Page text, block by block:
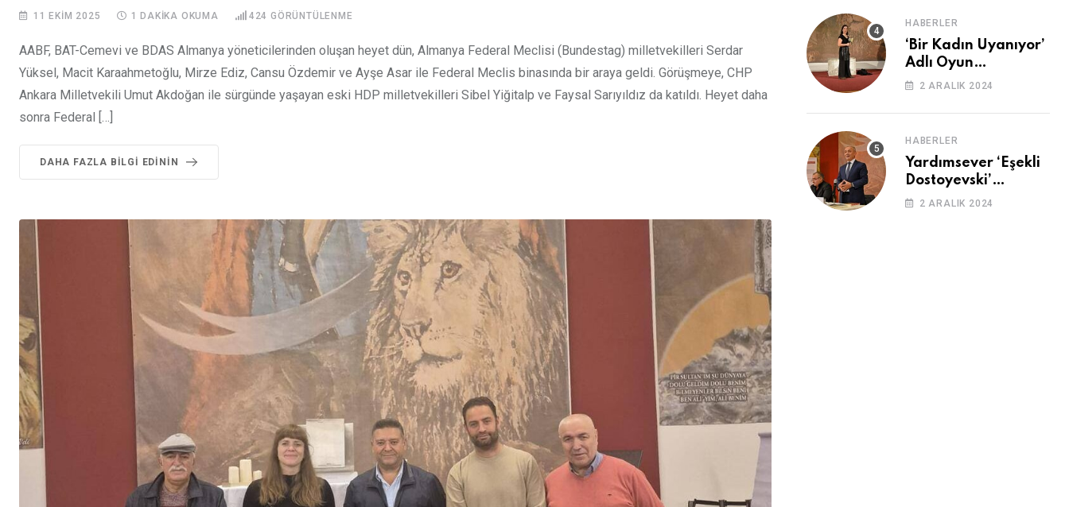
11 EKIM 2025 1 DAKIKA OKUMA 424 GÖRÜNTÜLENME
AABF, BAT-Cemevi ve BDAS Almanya yöneticilerinden oluşan heyet dün, Almanya Federal Meclisi (Bundestag) milletvekilleri Serdar
Yüksel, Macit Karaahmetoğlu, Mirze Ediz, Cansu Özdemir ve Ayşe Asar ile Federal Meclis binasında bir araya geldi. Görüşmeye, CHP
Ankara Milletvekili Umut Akdoğan ile sürgünde yaşayan eski HDP milletvekilleri Sibel Yiğitalp ve Faysal Sarıyıldız da katıldı. Heyet daha
sonra Federal […]
DAHA FAZLA BILGI EDININ
HABERLER
‘Bir Kadın Uyanıyor’
Adlı Oyun
Cemevi’nde
2 ARALIK 2024
HABERLER
Yardımsever ‘Eşekli
Dostoyevski’
Cemevi’ndeydi
2 ARALIK 2024